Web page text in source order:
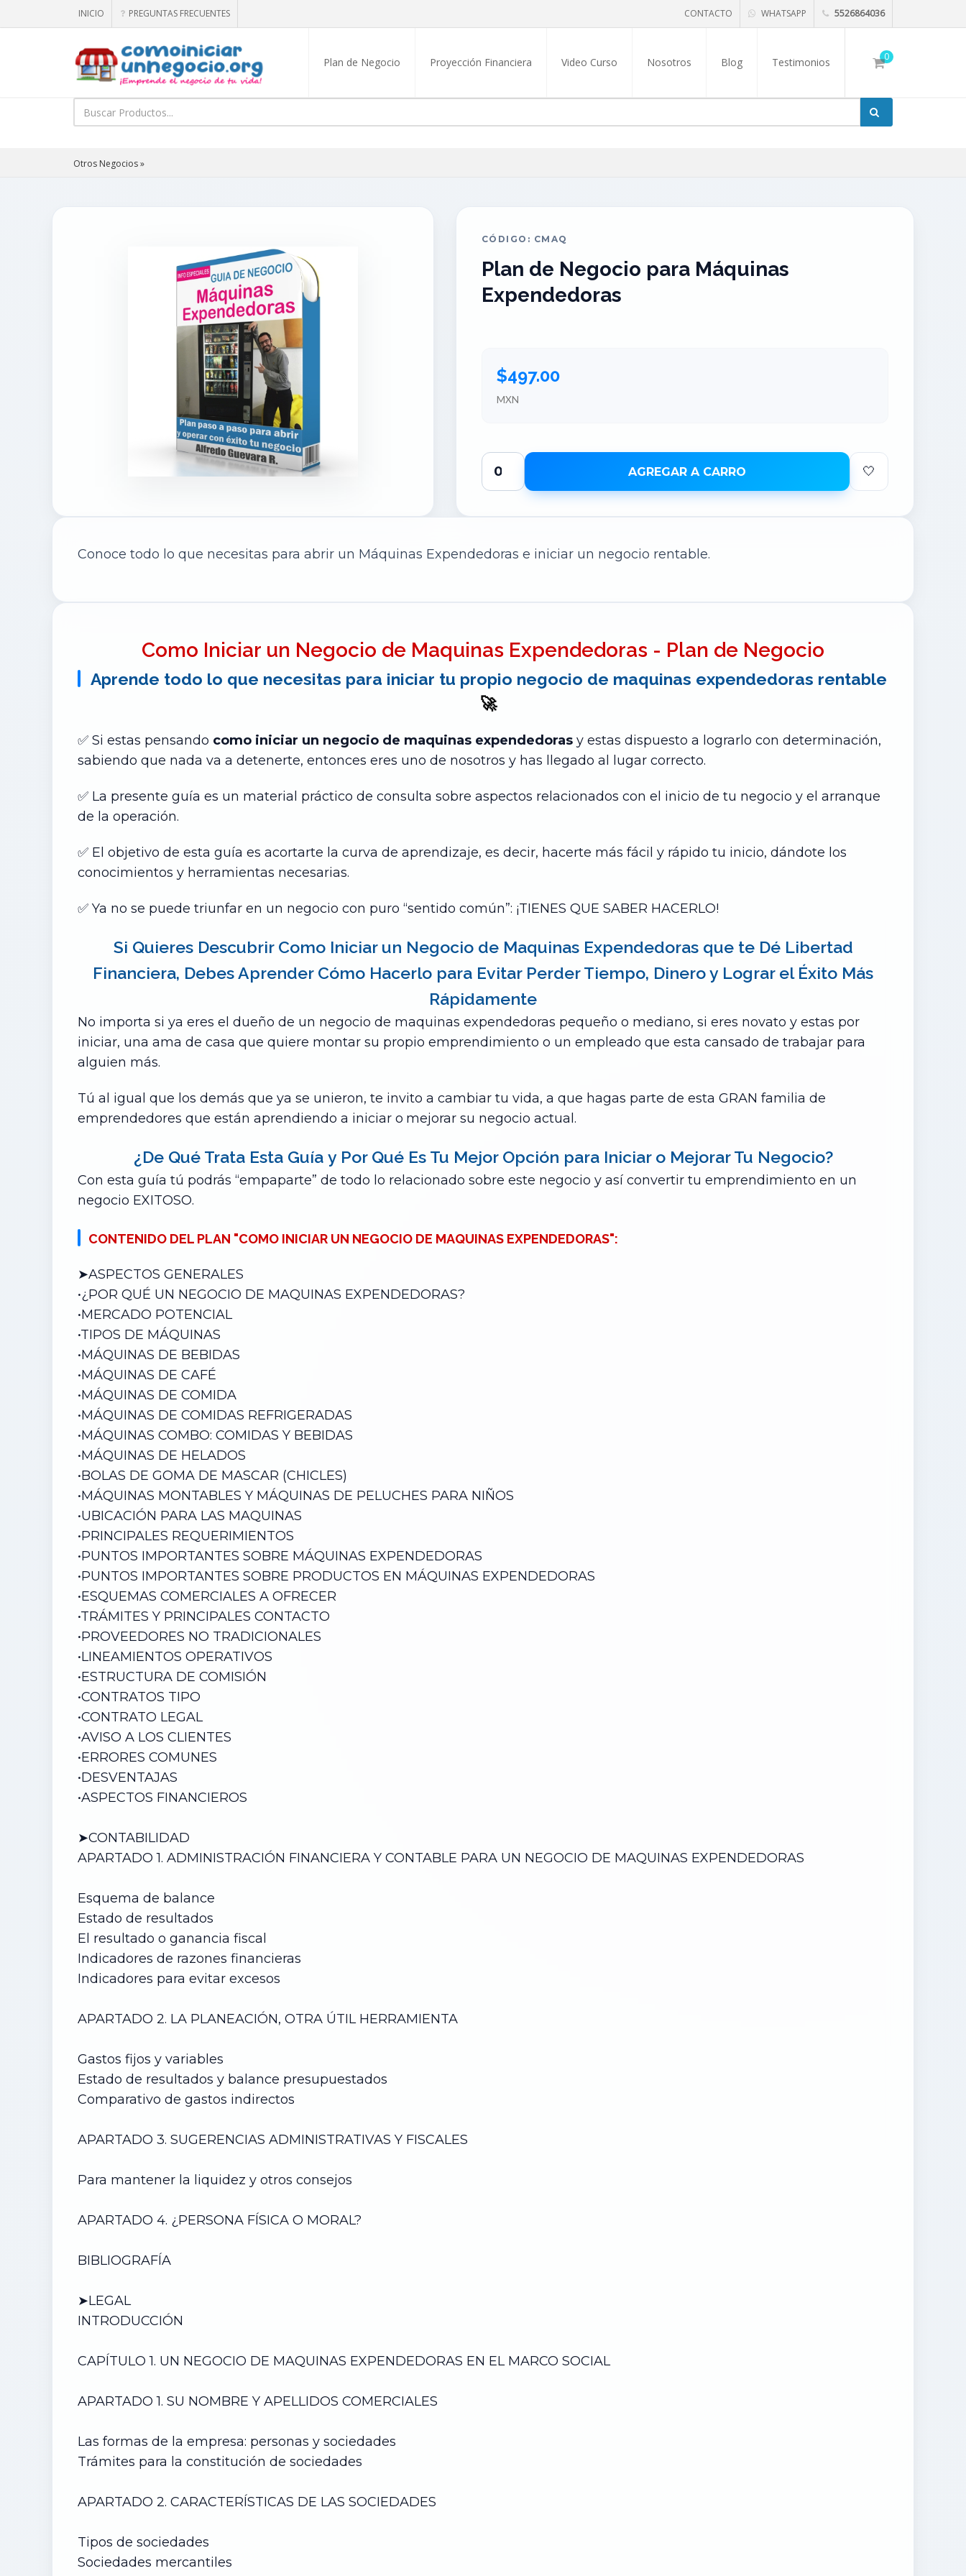
CONTACTO WHATSAPP 5526864036
INICIO PREGUNTAS FRECUENTES
0
Plan de Negocio Proyección Financiera Video Curso Nosotros Blog Testimonios
Otros Negocios »
CÓDIGO: CMAQ
Plan de Negocio para Máquinas
Expendedoras
$497.00
MXN
AGREGAR A CARRO 🤍
Conoce todo lo que necesitas para abrir un Máquinas Expendedoras e iniciar un negocio rentable.
Como Iniciar un Negocio de Maquinas Expendedoras - Plan de Negocio
Aprende todo lo que necesitas para iniciar tu propio negocio de maquinas expendedoras rentable
🚀
✅ Si estas pensando como iniciar un negocio de maquinas expendedoras y estas dispuesto a lograrlo con determinación,
sabiendo que nada va a detenerte, entonces eres uno de nosotros y has llegado al lugar correcto.
✅ La presente guía es un material práctico de consulta sobre aspectos relacionados con el inicio de tu negocio y el arranque
de la operación.
✅ El objetivo de esta guía es acortarte la curva de aprendizaje, es decir, hacerte más fácil y rápido tu inicio, dándote los
conocimientos y herramientas necesarias.
✅ Ya no se puede triunfar en un negocio con puro “sentido común”: ¡TIENES QUE SABER HACERLO!
Si Quieres Descubrir Como Iniciar un Negocio de Maquinas Expendedoras que te Dé Libertad
Financiera, Debes Aprender Cómo Hacerlo para Evitar Perder Tiempo, Dinero y Lograr el Éxito Más
Rápidamente
No importa si ya eres el dueño de un negocio de maquinas expendedoras pequeño o mediano, si eres novato y estas por
iniciar, una ama de casa que quiere montar su propio emprendimiento o un empleado que esta cansado de trabajar para
alguien más.
Tú al igual que los demás que ya se unieron, te invito a cambiar tu vida, a que hagas parte de esta GRAN familia de
emprendedores que están aprendiendo a iniciar o mejorar su negocio actual.
¿De Qué Trata Esta Guía y Por Qué Es Tu Mejor Opción para Iniciar o Mejorar Tu Negocio?
Con esta guía tú podrás “empaparte” de todo lo relacionado sobre este negocio y así convertir tu emprendimiento en un
negocio EXITOSO.
CONTENIDO DEL PLAN "COMO INICIAR UN NEGOCIO DE MAQUINAS EXPENDEDORAS":
➤ASPECTOS GENERALES
•¿POR QUÉ UN NEGOCIO DE MAQUINAS EXPENDEDORAS?
•MERCADO POTENCIAL
•TIPOS DE MÁQUINAS
•MÁQUINAS DE BEBIDAS
•MÁQUINAS DE CAFÉ
•MÁQUINAS DE COMIDA
•MÁQUINAS DE COMIDAS REFRIGERADAS
•MÁQUINAS COMBO: COMIDAS Y BEBIDAS
•MÁQUINAS DE HELADOS
•BOLAS DE GOMA DE MASCAR (CHICLES)
•MÁQUINAS MONTABLES Y MÁQUINAS DE PELUCHES PARA NIÑOS
•UBICACIÓN PARA LAS MAQUINAS
•PRINCIPALES REQUERIMIENTOS
•PUNTOS IMPORTANTES SOBRE MÁQUINAS EXPENDEDORAS
•PUNTOS IMPORTANTES SOBRE PRODUCTOS EN MÁQUINAS EXPENDEDORAS
•ESQUEMAS COMERCIALES A OFRECER
•TRÁMITES Y PRINCIPALES CONTACTO
•PROVEEDORES NO TRADICIONALES
•LINEAMIENTOS OPERATIVOS
•ESTRUCTURA DE COMISIÓN
•CONTRATOS TIPO
•CONTRATO LEGAL
•AVISO A LOS CLIENTES
•ERRORES COMUNES
•DESVENTAJAS
•ASPECTOS FINANCIEROS
➤CONTABILIDAD
APARTADO 1. ADMINISTRACIÓN FINANCIERA Y CONTABLE PARA UN NEGOCIO DE MAQUINAS EXPENDEDORAS
Esquema de balance
Estado de resultados
El resultado o ganancia fiscal
Indicadores de razones financieras
Indicadores para evitar excesos
APARTADO 2. LA PLANEACIÓN, OTRA ÚTIL HERRAMIENTA
Gastos fijos y variables
Estado de resultados y balance presupuestados
Comparativo de gastos indirectos
APARTADO 3. SUGERENCIAS ADMINISTRATIVAS Y FISCALES
Para mantener la liquidez y otros consejos
APARTADO 4. ¿PERSONA FÍSICA O MORAL?
BIBLIOGRAFÍA
➤LEGAL
INTRODUCCIÓN
CAPÍTULO 1. UN NEGOCIO DE MAQUINAS EXPENDEDORAS EN EL MARCO SOCIAL
APARTADO 1. SU NOMBRE Y APELLIDOS COMERCIALES
Las formas de la empresa: personas y sociedades
Trámites para la constitución de sociedades
APARTADO 2. CARACTERÍSTICAS DE LAS SOCIEDADES
Tipos de sociedades
Sociedades mercantiles